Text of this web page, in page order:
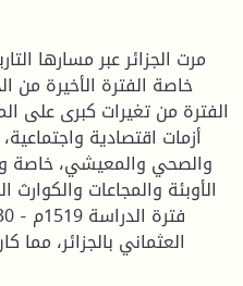
مرت الجزائر عبر مسارها
خاصة الفترة الأخيرة من
الفترة من تغيرات كبرى على
أزمات اقتصادية
والصحي والمعيشي، خاصة
الأوبئة والمجاعات
العثماني بالجزائر،